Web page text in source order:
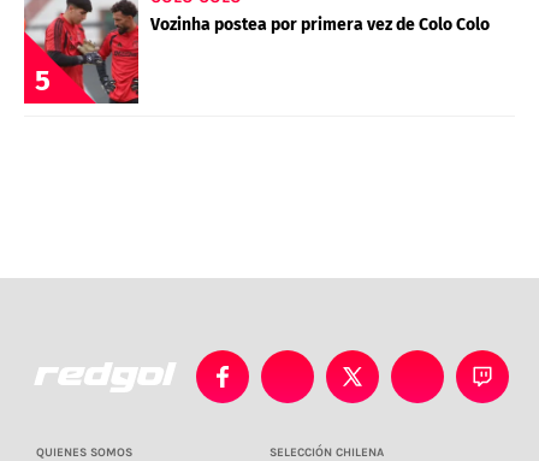
5
Vozinha postea por primera vez de Colo Colo
QUIENES SOMOS
SELECCIÓN CHILENA